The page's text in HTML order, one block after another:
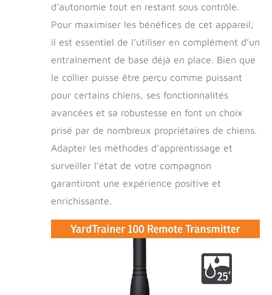
dispose d'une
garantie d'un an et
d'un centre de
service client local
disponible pour
les questions
d’autonomie tout en restant sous contrôle.
Pour maximiser les bénéfices de cet appareil,
il est essentiel de l’utiliser en complément d’un
entraînement de base déjà en place. Bien que
le collier puisse être perçu comme puissant
pour certains chiens, ses fonctionnalités
avancées et sa robustesse en font un choix
prisé par de nombreux propriétaires de chiens.
Adapter les méthodes d’apprentissage et
surveiller l’état de votre compagnon
garantiront une expérience positive et
enrichissante.